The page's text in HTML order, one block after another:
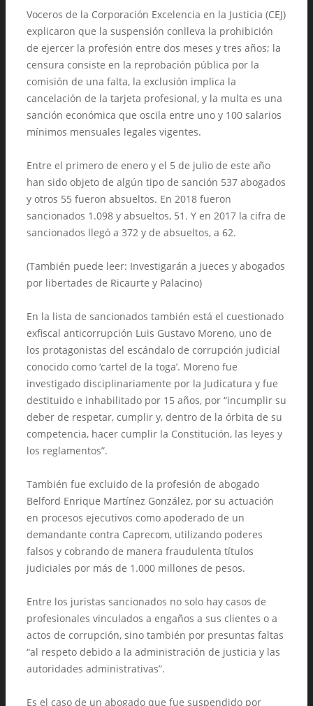
Voceros de la Corporación Excelencia en la Justicia (CEJ)
explicaron que la suspensión conlleva la prohibición
de ejercer la profesión entre dos meses y tres años; la
censura consiste en la reprobación pública por la
comisión de una falta, la exclusión implica la
cancelación de la tarjeta profesional, y la multa es una
sanción económica que oscila entre uno y 100 salarios
mínimos mensuales legales vigentes.
Entre el primero de enero y el 5 de julio de este año
han sido objeto de algún tipo de sanción 537 abogados
y otros 55 fueron absueltos. En 2018 fueron
sancionados 1.098 y absueltos, 51. Y en 2017 la cifra de
sancionados llegó a 372 y de absueltos, a 62.
(También puede leer: Investigarán a jueces y abogados
por libertades de Ricaurte y Palacino)
En la lista de sancionados también está el cuestionado
exfiscal anticorrupción Luis Gustavo Moreno, uno de
los protagonistas del escándalo de corrupción judicial
conocido como ‘cartel de la toga’. Moreno fue
investigado disciplinariamente por la Judicatura y fue
destituido e inhabilitado por 15 años, por “incumplir su
deber de respetar, cumplir y, dentro de la órbita de su
competencia, hacer cumplir la Constitución, las leyes y
los reglamentos”.
También fue excluido de la profesión de abogado
Belford Enrique Martínez González, por su actuación
en procesos ejecutivos como apoderado de un
demandante contra Caprecom, utilizando poderes
falsos y cobrando de manera fraudulenta títulos
judiciales por más de 1.000 millones de pesos.
Entre los juristas sancionados no solo hay casos de
profesionales vinculados a engaños a sus clientes o a
actos de corrupción, sino también por presuntas faltas
“al respeto debido a la administración de justicia y las
autoridades administrativas”.
Es el caso de un abogado que fue suspendido por